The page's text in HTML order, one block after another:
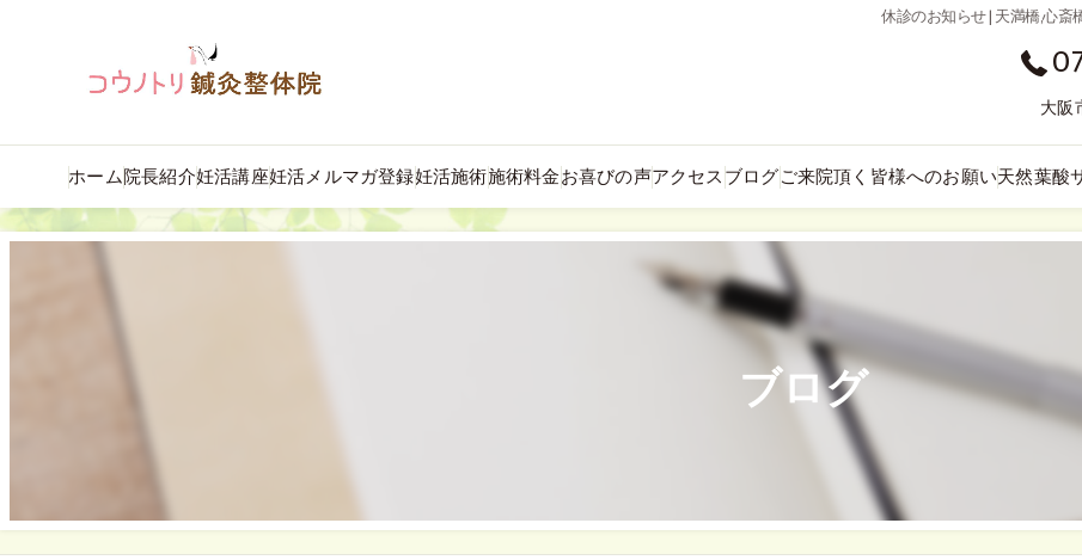
休診のお知らせ | 天満橋,心
大阪
ホーム院長紹介妊活講座妊活メルマガ登録妊活施術施術料金お喜びの声アクセスブログご来院頂く皆様へのお願い天然葉酸
ブログ